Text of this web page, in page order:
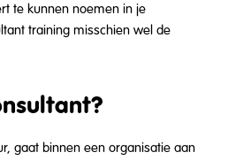
te kunnen noemen in je
training misschien wel de
gaat binnen een organisatie aan